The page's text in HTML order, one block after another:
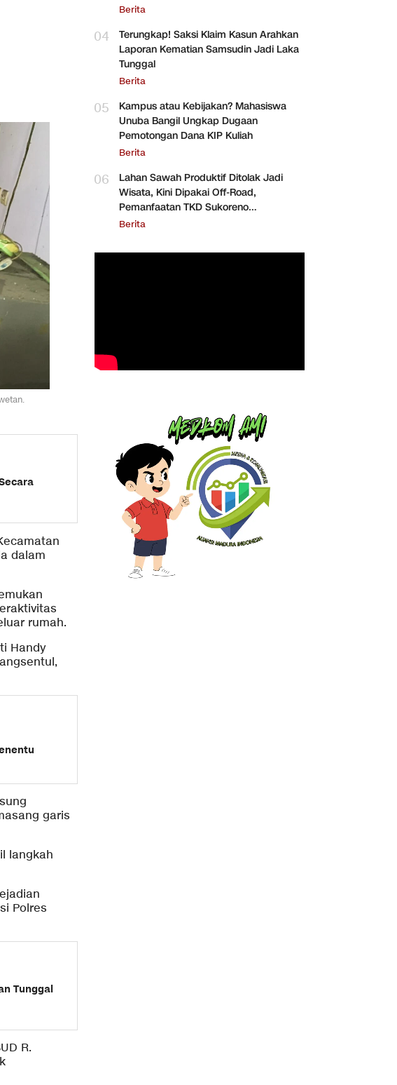
dalam
rumah.
Handy
garis
langkah
Polres
Tunggal
R.
Berita
04
Terungkap! Saksi Klaim Kasun Arahkan
Laporan Kematian Samsudin Jadi Laka
Tunggal
Berita
05
Kampus atau Kebijakan? Mahasiswa
Unuba Bangil Ungkap Dugaan
Pemotongan Dana KIP Kuliah
Berita
06
Lahan Sawah Produktif Ditolak Jadi
Wisata, Kini Dipakai Off-Road,
Pemanfaatan TKD Sukoreno
Dipertanyakan
Berita